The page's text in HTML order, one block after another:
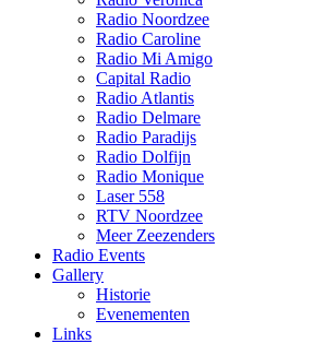
Radio Noordzee
Radio Caroline
Radio Mi Amigo
Capital Radio
Radio Atlantis
Radio Delmare
Radio Paradijs
Radio Dolfijn
Radio Monique
Laser 558
RTV Noordzee
Meer Zeezenders
Radio Events
Gallery
Historie
Evenementen
Links